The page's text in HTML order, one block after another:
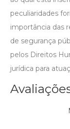
peculiaridades
importância das
de segurança
pelos Direitos
jurídica para